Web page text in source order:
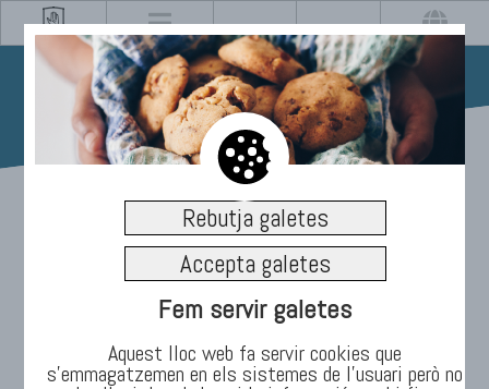
23/08/2023
Can Puget acull
l’exposició col·lectiva
Bisell
Rebutja galetes
Accepta galetes
Fem servir galetes
Aquest lloc web fa servir cookies que
s’emmagatzemen en els sistemes de l'usuari però no